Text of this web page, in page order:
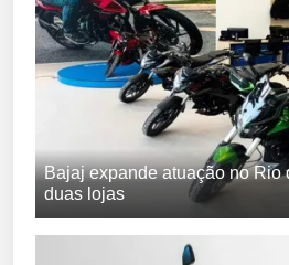
Bajaj expande atuação no Rio
duas lojas